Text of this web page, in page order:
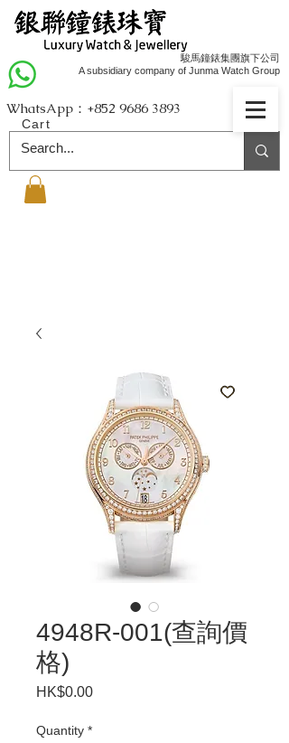
駿馬鐘錶集團旗下公司
A subsidiary company of Junma Watch Group
Cart
WhatsApp：+852 9686 3893
4948R-001(查詢價
格)
HK$0.00Price
Quantity *